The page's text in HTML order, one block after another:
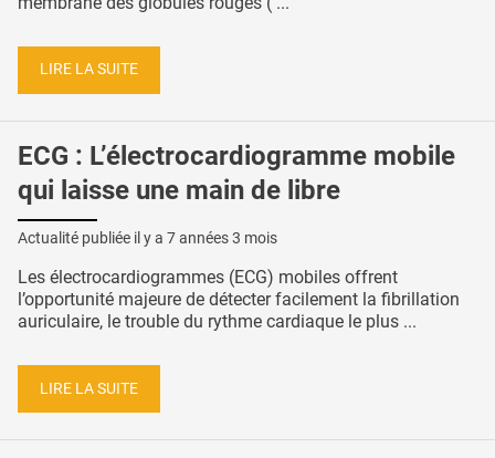
LIRE LA SUITE
ECG : L’électrocardiogramme mobile
qui laisse une main de libre
Actualité publiée il y a 7 années 3 mois
Les électrocardiogrammes (ECG) mobiles offrent
l’opportunité majeure de détecter facilement la fibrillation
auriculaire, le trouble du rythme cardiaque le plus ...
LIRE LA SUITE